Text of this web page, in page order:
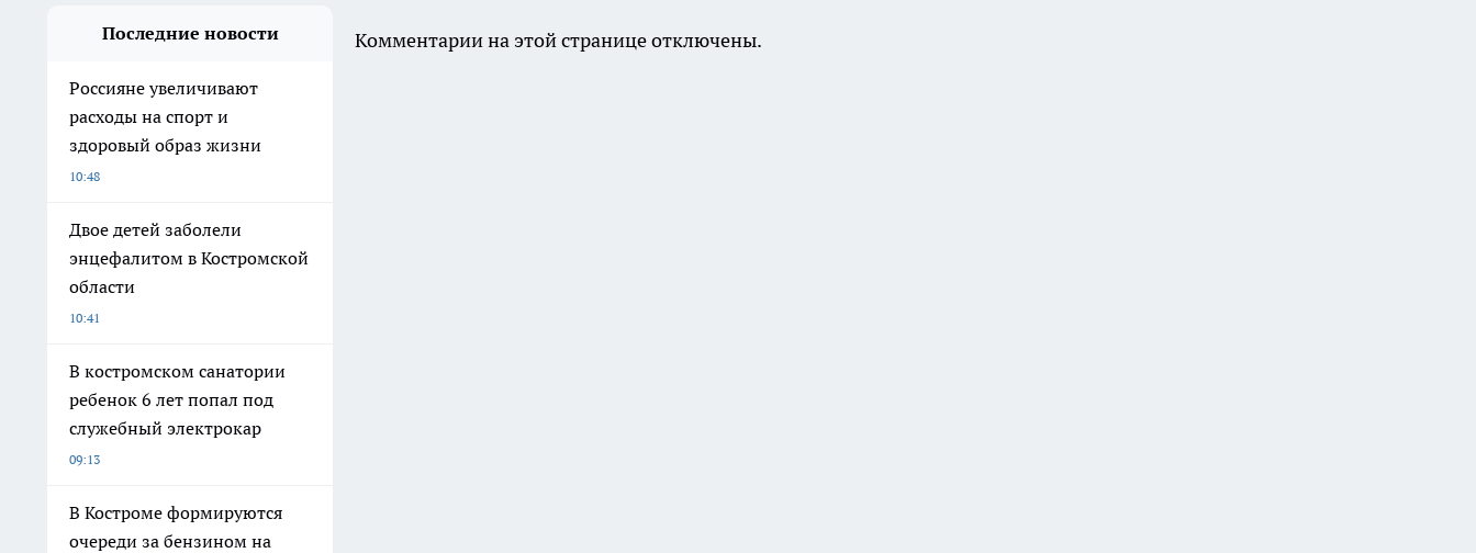
Последние новости
Россияне увеличивают
расходы на спорт и
здоровый образ жизни
10:48
Двое детей заболели
энцефалитом в Костромской
области
10:41
В костромском санатории
ребенок 6 лет попал под
служебный электрокар
09:13
В Костроме формируются
очереди за бензином на
Комментарии на этой странице отключены.